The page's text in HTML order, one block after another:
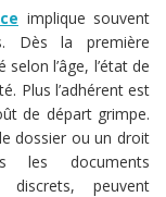
implique souvent
Dès la première
l’âge, l’état de
Plus l’adhérent est
de départ grimpe.
dossier ou un droit
les documents
discrets, peuvent